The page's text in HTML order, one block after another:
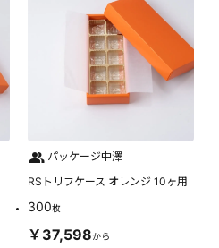
パッケージ中澤
RSトリフケース オレンジ 10ヶ用
300枚
￥37,598から